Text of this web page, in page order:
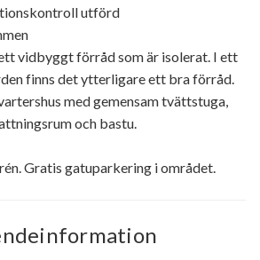
utförd
vidbyggt förråd som är isolerat. I ett
finns det ytterligare ett bra förråd.
med gemensam tvättstuga,
och bastu.
Gratis gatuparkering i området.